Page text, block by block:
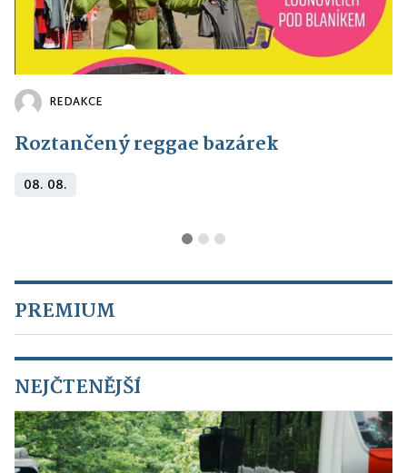
REDAKCE
Roztančený reggae bazárek
08. 08.
PREMIUM
NEJČTENĚJŠÍ